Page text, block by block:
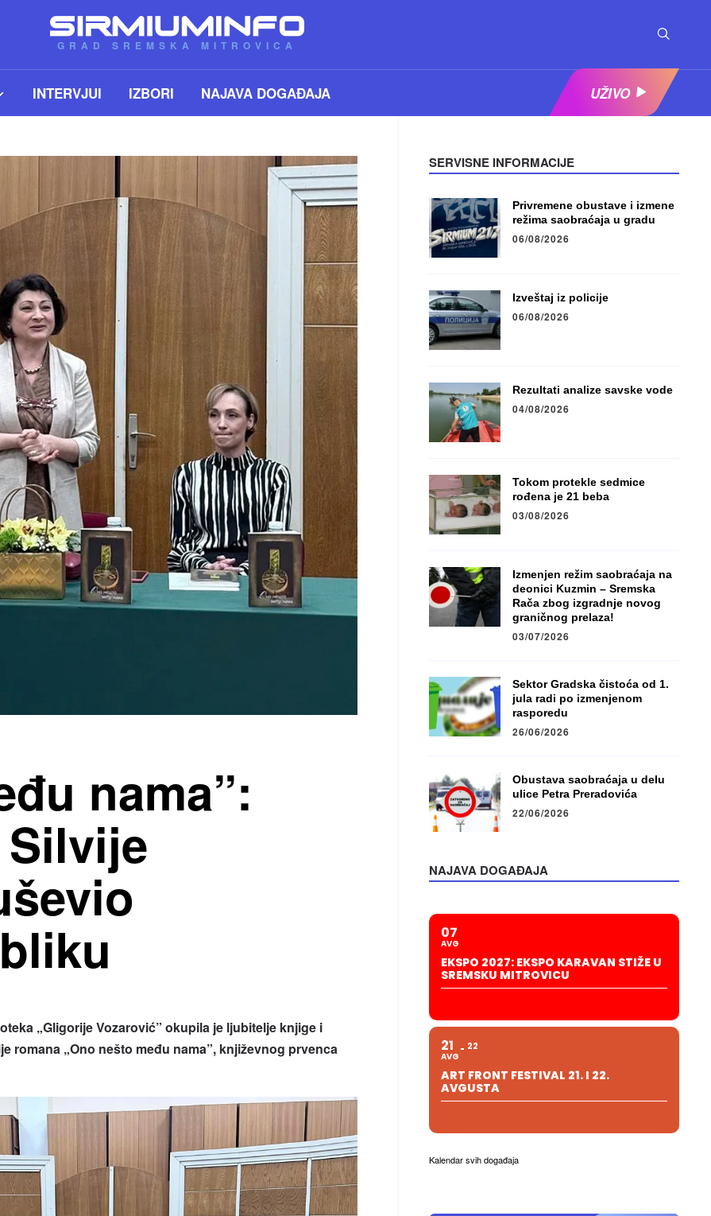
GRAD SREMSKA MITROVICA
INTERVJUI IZBORI NAJAVA DOGAĐAJA UŽIVO
nama”:
„Gligorije Vozarović” okupila je ljubitelje knjige i
romana „Ono nešto među nama”, književnog prvenca
SERVISNE INFORMACIJE
Privremene obustave i izmene
režima saobraćaja u gradu
06/08/2026
Izveštaj iz policije
06/08/2026
Rezultati analize savske vode
04/08/2026
Tokom protekle sedmice
rođena je 21 beba
03/08/2026
Izmenjen režim saobraćaja na
deonici Kuzmin – Sremska
Rača zbog izgradnje novog
graničnog prelaza!
03/07/2026
Sektor Gradska čistoća od 1.
jula radi po izmenjenom
rasporedu
26/06/2026
Obustava saobraćaja u delu
ulice Petra Preradovića
22/06/2026
NAJAVA DOGAĐAJA
07
AVG
EKSPO 2027: EKSPO KARAVAN STIŽE U
SREMSKU MITROVICU
21
AVG
22
ART FRONT FESTIVAL 21. I 22.
AVGUSTA
Kalendar svih događaja